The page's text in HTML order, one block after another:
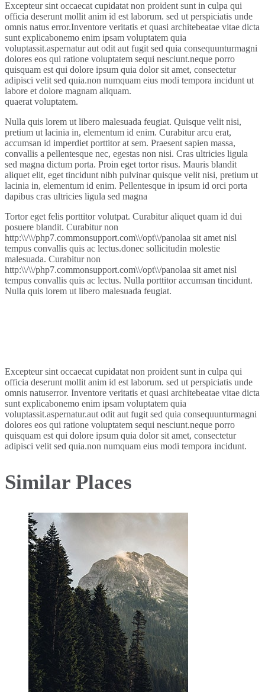
Excepteur sint occaecat cupidatat non proident sunt in culpa qui
officia deserunt mollit anim id est laborum. sed ut perspiciatis unde
omnis natus error.Inventore veritatis et quasi architebeatae vitae dicta
sunt explicabonemo enim ipsam voluptatem quia
voluptassit.aspernatur aut odit aut fugit sed quia consequunturmagni
dolores eos qui ratione voluptatem sequi nesciunt.neque porro
quisquam est qui dolore ipsum quia dolor sit amet, consectetur
adipisci velit sed quia.non numquam eius modi tempora incidunt ut
labore et dolore magnam aliquam.
quaerat voluptatem.
Nulla quis lorem ut libero malesuada feugiat. Quisque velit nisi,
pretium ut lacinia in, elementum id enim. Curabitur arcu erat,
accumsan id imperdiet porttitor at sem. Praesent sapien massa,
convallis a pellentesque nec, egestas non nisi. Cras ultricies ligula
sed magna dictum porta. Proin eget tortor risus. Mauris blandit
aliquet elit, eget tincidunt nibh pulvinar quisque velit nisi, pretium ut
lacinia in, elementum id enim. Pellentesque in ipsum id orci porta
dapibus cras ultricies ligula sed magna
Tortor eget felis porttitor volutpat. Curabitur aliquet quam id dui
posuere blandit. Curabitur non
http:\\/\\/php7.commonsupport.com\\/opt\\/panolaa sit amet nisl
tempus convallis quis ac lectus.donec sollicitudin molestie
malesuada. Curabitur non
http:\\/\\/php7.commonsupport.com\\/opt\\/panolaa sit amet nisl
tempus convallis quis ac lectus. Nulla porttitor accumsan tincidunt.
Nulla quis lorem ut libero malesuada feugiat.
Excepteur sint occaecat cupidatat non proident sunt in culpa qui
officia deserunt mollit anim id est laborum. sed ut perspiciatis unde
omnis natuserror. Inventore veritatis et quasi architebeatae vitae dicta
sunt explicabonemo enim ipsam voluptatem quia
voluptassit.aspernatur.aut odit aut fugit sed quia consequunturmagni
dolores eos qui ratione voluptatem sequi nesciunt.neque porro
quisquam est qui dolore ipsum quia dolor sit amet, consectetur
adipisci velit sed quia.non numquam eius modi tempora incidunt.
Similar Places